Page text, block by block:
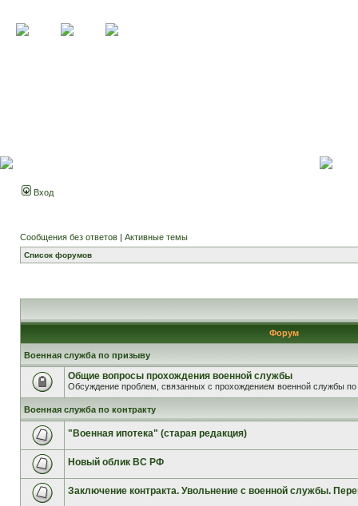
Вход
Сообщения без ответов | Активные темы
Список форумов
Форум
Военная служба по призыву
Общие вопросы прохождения военной службы
Обсуждение проблем, связанных с прохождением военной службы по
Военная служба по контракту
"Военная ипотека" (старая редакция)
Новый облик ВС РФ
Заключение контракта. Увольнение с военной службы.